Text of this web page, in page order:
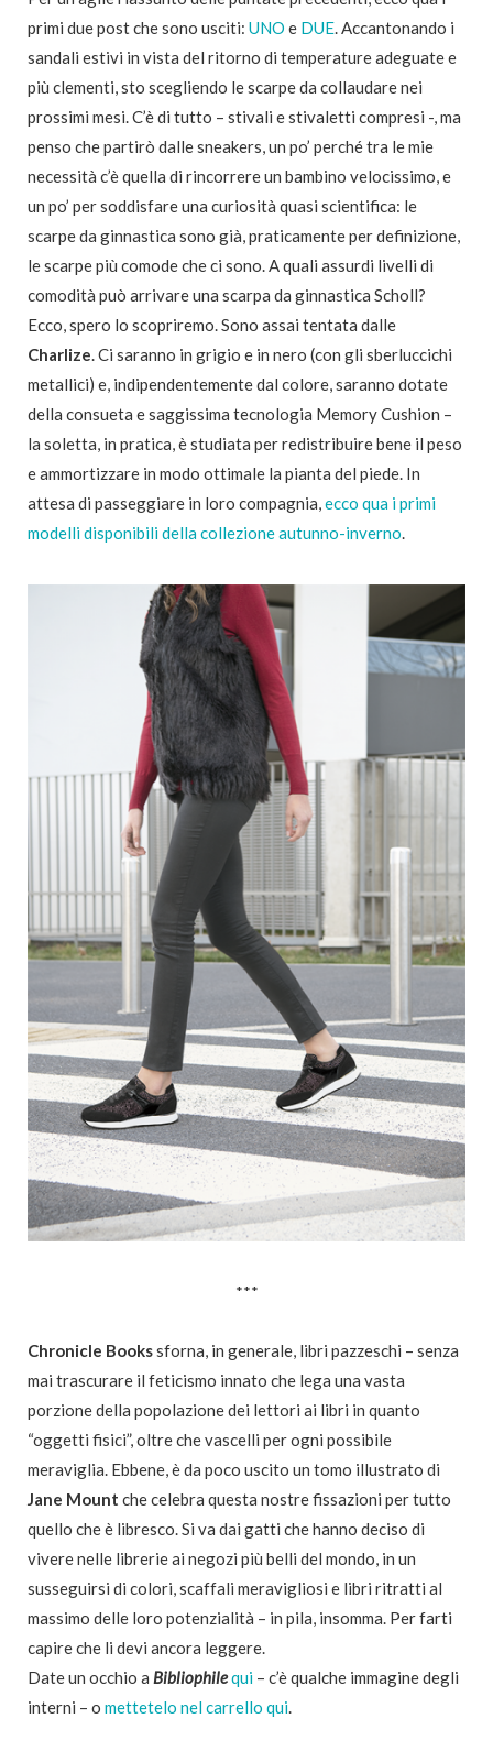
primi due post che sono usciti: UNO e DUE. Accantonando i
sandali estivi in vista del ritorno di temperature adeguate e
più clementi, sto scegliendo le scarpe da collaudare nei
prossimi mesi. C’è di tutto – stivali e stivaletti compresi -, ma
penso che partirò dalle sneakers, un po’ perché tra le mie
necessità c’è quella di rincorrere un bambino velocissimo, e
un po’ per soddisfare una curiosità quasi scientifica: le
scarpe da ginnastica sono già, praticamente per definizione,
le scarpe più comode che ci sono. A quali assurdi livelli di
comodità può arrivare una scarpa da ginnastica Scholl?
Ecco, spero lo scopriremo. Sono assai tentata dalle
Charlize. Ci saranno in grigio e in nero (con gli sberluccichi
metallici) e, indipendentemente dal colore, saranno dotate
della consueta e saggissima tecnologia Memory Cushion –
la soletta, in pratica, è studiata per redistribuire bene il peso
e ammortizzare in modo ottimale la pianta del piede. In
attesa di passeggiare in loro compagnia,ecco qua i primi
modelli disponibili della collezione autunno-inverno.
***
Chronicle Bookssforna, in generale, libri pazzeschi – senza
mai trascurare il feticismo innato che lega una vasta
porzione della popolazione dei lettori ai libri in quanto
“oggetti fisici”, oltre che vascelli per ogni possibile
meraviglia. Ebbene, è da poco uscito un tomo illustrato di
Jane Mount che celebra questa nostre fissazioni per tutto
quello che è libresco. Si va dai gatti che hanno deciso di
vivere nelle librerie ai negozi più belli del mondo, in un
susseguirsi di colori, scaffali meravigliosi e libri ritratti al
massimo delle loro potenzialità – in pila, insomma. Per farti
capire che li devi ancora leggere.
Date un occhio a Bibliophilequi – c’è qualche immagine degli
interni – o mettetelo nel carrello qui.